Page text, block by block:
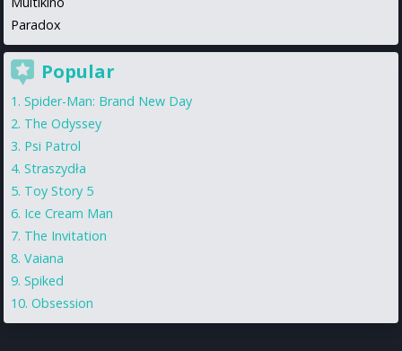
Paradox
Popular
Spider-Man: Brand New Day
The Odyssey
Psi Patrol
Straszydła
Toy Story 5
Ice Cream Man
The Invitation
Vaiana
Spiked
Obsession